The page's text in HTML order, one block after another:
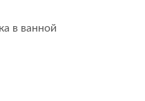
в ванной